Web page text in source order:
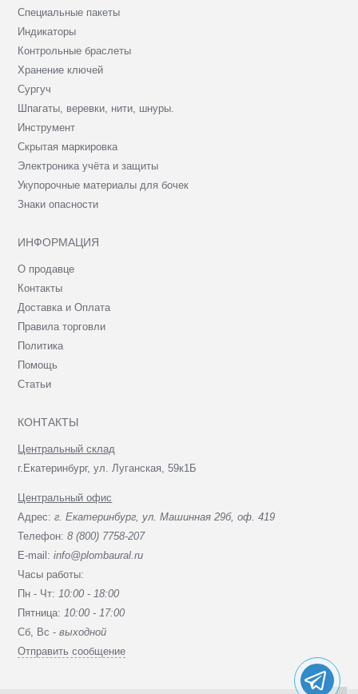
Специальные пакеты
Индикаторы
Контрольные браслеты
Хранение ключей
Сургуч
Шпагаты, веревки, нити, шнуры.
Инструмент
Скрытая маркировка
Электроника учёта и защиты
Укупорочные материалы для бочек
Знаки опасности
ИНФОРМАЦИЯ
О продавце
Контакты
Доставка и Оплата
Правила торговли
Политика
Помощь
Статьи
КОНТАКТЫ
Центральный склад
г.Екатеринбург, ул. Луганская, 59к1Б
Центральный офис
Адрес:г. Екатеринбург, ул. Машинная 29б, оф. 419
Телефон:8 (800) 7758-207
E-mail:info@plombaural.ru
Часы работы:
Пн - Чт: 10:00 - 18:00
Пятница: 10:00 - 17:00
Сб, Вc -выходной
Отправить сообщение